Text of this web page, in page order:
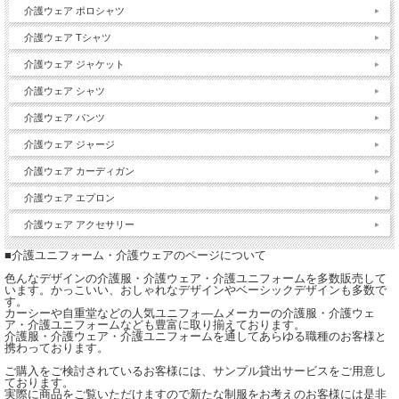
介護ウェア ポロシャツ
介護ウェア Tシャツ
介護ウェア ジャケット
介護ウェア シャツ
介護ウェア パンツ
介護ウェア ジャージ
介護ウェア カーディガン
介護ウェア エプロン
介護ウェア アクセサリー
■介護ユニフォーム・介護ウェアのページについて
色んなデザインの介護服・介護ウェア・介護ユニフォームを多数販売して
います。かっこいい、おしゃれなデザインやベーシックデザインも多数で
す。
カーシーや自重堂などの人気ユニフォ―ムメーカーの介護服・介護ウェ
ア・介護ユニフォームなども豊富に取り揃えております。
介護服・介護ウェア・介護ユニフォームを通してあらゆる職種のお客様と
携わっております。
ご購入をご検討されているお客様には、サンプル貸出サービスをご用意し
ております。
実際に商品をご覧いただけますので新たな制服をお考えのお客様には是非